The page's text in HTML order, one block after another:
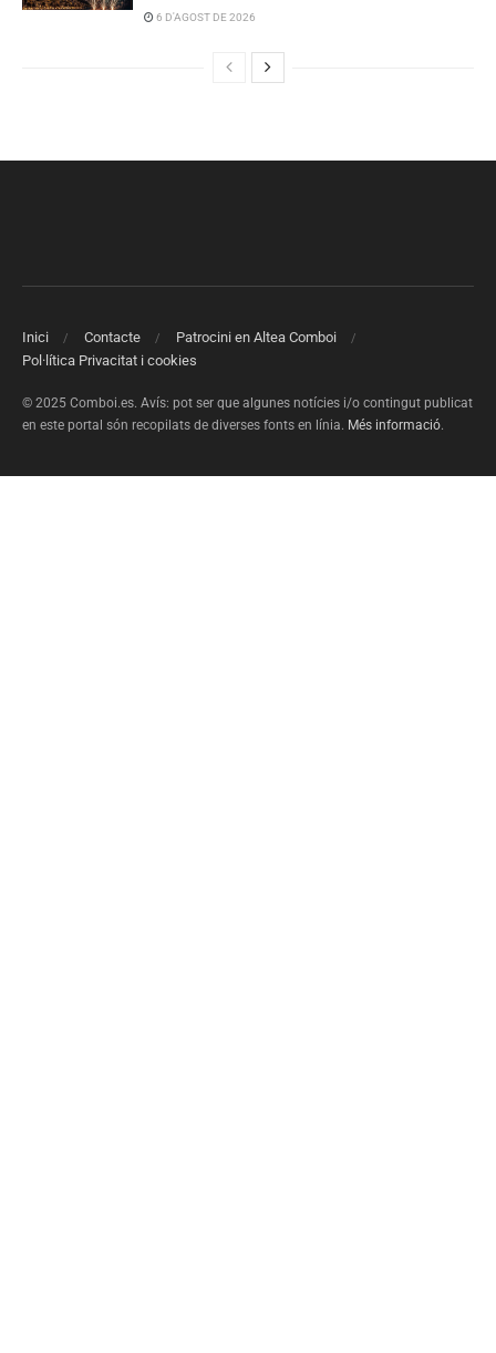
6 D'AGOST DE 2026
Inici Contacte
Patrocini en Altea Comboi
Pol·lítica Privacitat i cookies
© 2025 Comboi.es. Avís: pot ser que algunes notícies i/o contingut publicat
en este portal són recopilats de diverses fonts en línia. Més informació.